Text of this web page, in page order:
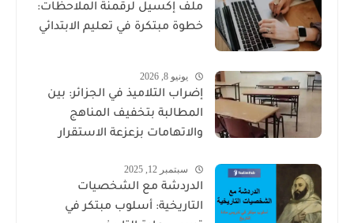
ملف إكسيل لرقمنة الملاحظات:
خطوة مبتكرة في تعليم الابتدائي
يونيو 8, 2026
إضراب التلاميذ في الجزائر: بين
المطالبة بتخفيف المناهج
والاتهامات بزعزعة الاستقرار
سبتمبر 12, 2025
الدردشة مع الشخصيات
التاريخية: أسلوب مبتكر في